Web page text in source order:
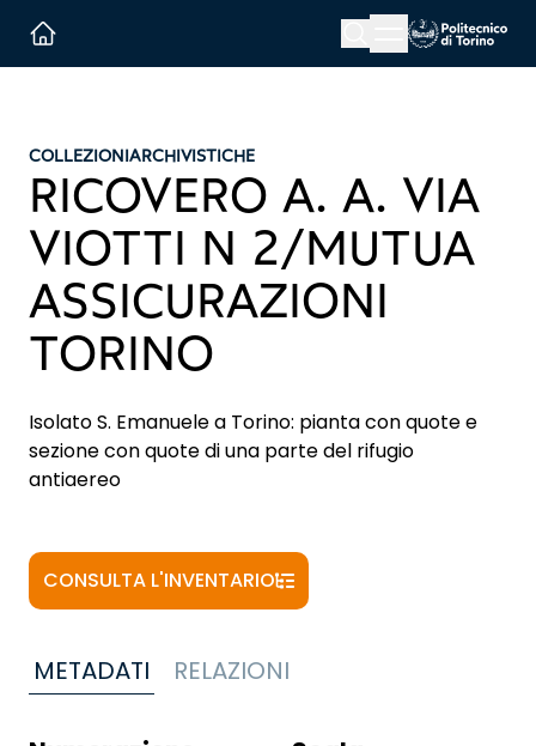
Menu button
COLLEZIONIARCHIVISTICHE
RICOVERO A. A. VIA
VIOTTI N 2/MUTUA
ASSICURAZIONI
TORINO
Isolato S. Emanuele a Torino: pianta con quote e
sezione con quote di una parte del rifugio
antiaereo
CONSULTA L'INVENTARIO
METADATI RELAZIONI